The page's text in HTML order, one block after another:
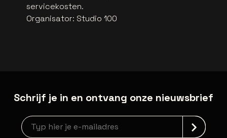
servicekosten.
Organisator: Studio 100
Schrijf je in en ontvang onze nieuwsbrief
Nieuwsbrief aanmelding